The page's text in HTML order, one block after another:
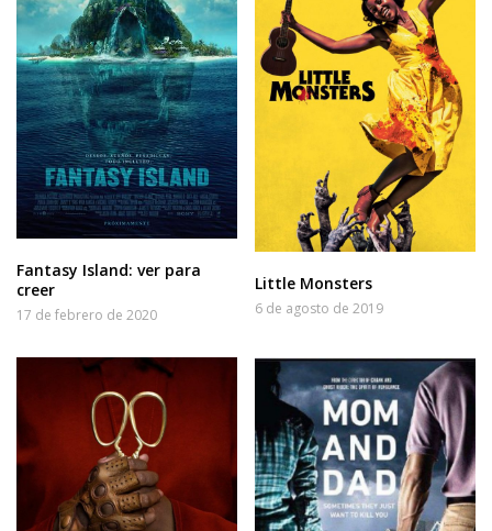
Fantasy Island: ver para
creer
17 de febrero de 2020
Little Monsters
6 de agosto de 2019